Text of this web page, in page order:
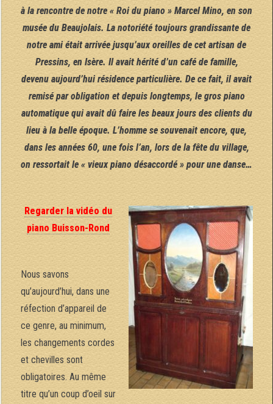
à la rencontre de notre « Roi du piano » Marcel Mino, en son
musée du Beaujolais. La notoriété toujours grandissante de
notre ami était arrivée jusqu’aux oreilles de cet artisan de
Pressins, en Isère. Il avait hérité d’un café de famille,
devenu aujourd’hui résidence particulière. De ce fait, il avait
remisé par obligation et depuis longtemps, le gros piano
automatique qui avait dû faire les beaux jours des clients du
lieu à la belle époque. L’homme se souvenait encore, que,
dans les années 60, une fois l’an, lors de la fête du village,
on ressortait le « vieux piano désaccordé » pour une danse…
Regarder la vidéo du
piano Buisson-Rond
Nous savons
qu’aujourd’hui, dans une
réfection d’appareil de
ce genre, au minimum,
les changements cordes
et chevilles sont
obligatoires. Au même
titre qu’un coup d’oeil sur